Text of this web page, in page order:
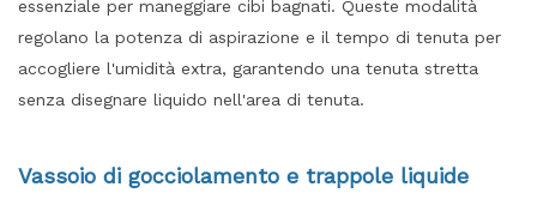
essenziale per maneggiare cibi bagnati. Queste modalità
regolano la potenza di aspirazione e il tempo di tenuta per
accogliere l'umidità extra, garantendo una tenuta stretta
senza disegnare liquido nell'area di tenuta.
Vassoio di gocciolamento e trappole liquide